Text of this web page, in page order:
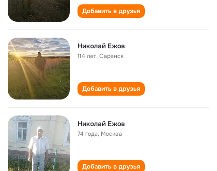
Добавить в друзья
Николай Ежов
114 лет,Саранск
Добавить в друзья
Николай Ежов
74 года, Москва
Добавить в друзья